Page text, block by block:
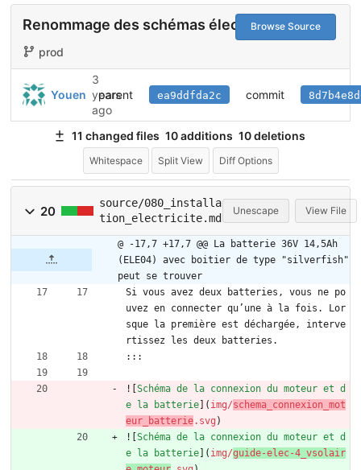
Browse Source
Renommage des schémas électriques
prod
Youen
3
years
ago
parent ea9ddfda2c commit
11 changed files 10 additions 10 deletions
Whitespace Split View Diff Options
20
source/080_installa
tion_electricite.md
Unescape View File
@ -17,7 +17,7 @@ La batterie 36V 14,5Ah
(ELE04) avec boitier de type "silverfish"
peut se trouver
Si vous avez deux batteries, vous ne po
uvez en connecter qu’une à la fois. Lor
sque la première est déchargée, interve
rtissez les deux batteries.
:::
![ Schéma de la connexion du moteur et d
e la batterie ]( img/schema_connexion_mot
eur_batterie.svg )
![ Schéma de la connexion du moteur et d
e la batterie ]( img/guide-elec-4_vsolair